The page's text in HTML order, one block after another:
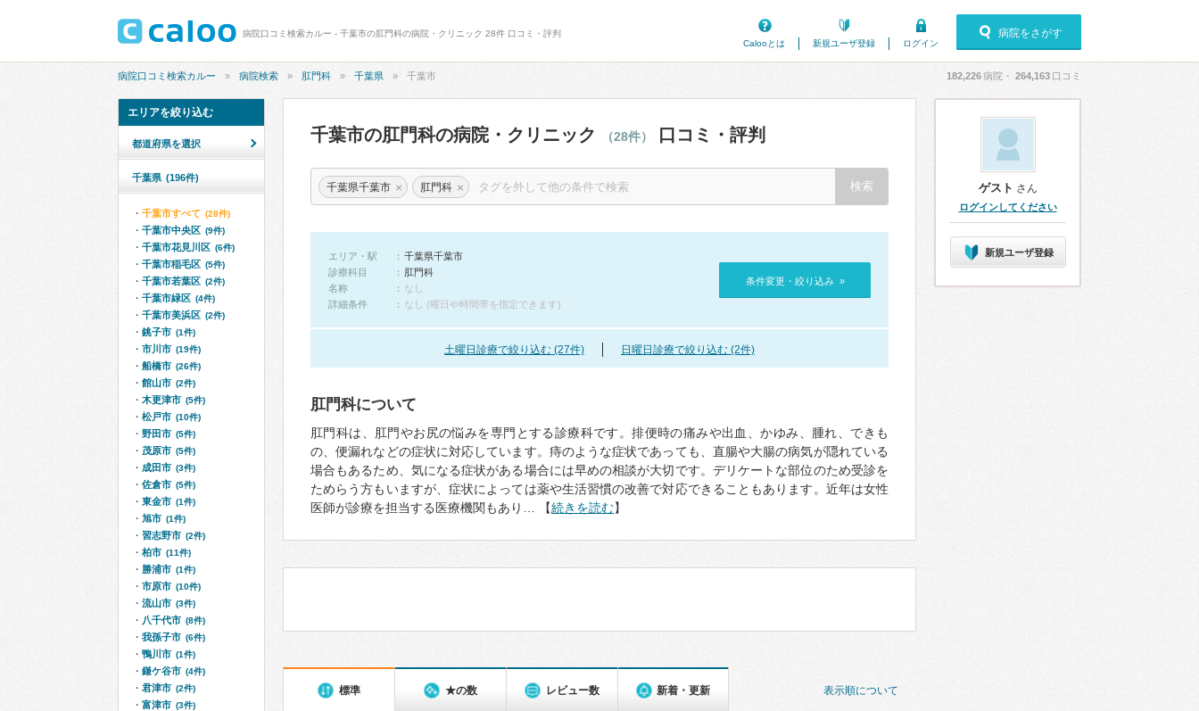
病院口コミ検索カルー - 千葉市の肛門科の病院・クリニック 28件 口コミ・評判
Calooとは
新規ユーザ登録 ログイン
病院をさがす
病院口コミ検索カルー 病院検索 肛門科 千葉県 千葉市 182,226病院・ 264,163 口コミ
千葉市の肛門科の病院・クリニック （28件） 口コミ・評判
千葉県千葉市 × 肛門科 ×
エリア・駅
千葉県千葉市
診療科目
肛門科
名称
なし
詳細条件
なし (曜日や時間帯を指定できます)
条件変更・絞り込み »
土曜日診療で絞り込む (27件) 日曜日診療で絞り込む (2件)
肛門科について
肛門科は、肛門やお尻の悩みを専門とする診療科です。排便時の痛みや出血、かゆみ、腫れ、できも
の、便漏れなどの症状に対応しています。痔のような症状であっても、直腸や大腸の病気が隠れている
場合もあるため、気になる症状がある場合には早めの相談が大切です。デリケートな部位のため受診を
ためらう方もいますが、症状によっては薬や生活習慣の改善で対応できることもあります。近年は女性
医師が診療を担当する医療機関もあり… 【続きを読む】
表示順について
標準 ★の数 レビュー数 新着・更新
エリアを絞り込む
都道府県を選択
千葉県 (196件)
千葉市すべて (28件)
千葉市中央区 (9件)
千葉市花見川区 (6件)
千葉市稲毛区 (5件)
千葉市若葉区 (2件)
千葉市緑区 (4件)
千葉市美浜区 (2件)
銚子市 (1件)
市川市 (19件)
船橋市 (26件)
館山市 (2件)
木更津市 (5件)
松戸市 (10件)
野田市 (5件)
茂原市 (5件)
成田市 (3件)
佐倉市 (5件)
東金市 (1件)
旭市 (1件)
習志野市 (2件)
柏市 (11件)
勝浦市 (1件)
市原市 (10件)
流山市 (3件)
八千代市 (8件)
我孫子市 (6件)
鴨川市 (1件)
鎌ケ谷市 (4件)
君津市 (2件)
富津市 (3件)
ゲスト さん
ログインしてください
新規ユーザ登録